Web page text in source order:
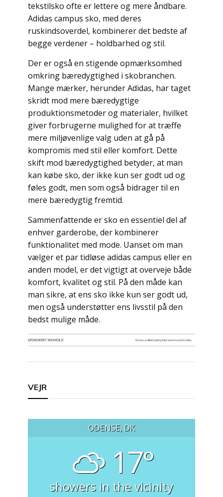
tekstilsko ofte er lettere og mere åndbare.
Adidas campus sko, med deres
ruskindsoverdel, kombinerer det bedste af
begge verdener – holdbarhed og stil.
Der er også en stigende opmærksomhed
omkring bæredygtighed i skobranchen.
Mange mærker, herunder Adidas, har taget
skridt mod mere bæredygtige
produktionsmetoder og materialer, hvilket
giver forbrugerne mulighed for at træffe
mere miljøvenlige valg uden at gå på
kompromis med stil eller komfort. Dette
skift mod bæredygtighed betyder, at man
kan købe sko, der ikke kun ser godt ud og
føles godt, men som også bidrager til en
mere bæredygtig fremtid.
Sammenfattende er sko en essentiel del af
enhver garderobe, der kombinerer
funktionalitet med mode. Uanset om man
vælger et par tidløse adidas campus eller en
anden model, er det vigtigt at overveje både
komfort, kvalitet og stil. På den måde kan
man sikre, at ens sko ikke kun ser godt ud,
men også understøtter ens livsstil på den
bedst mulige måde.
VEJR
ODENSE, DK
17°
showers in the vicinity